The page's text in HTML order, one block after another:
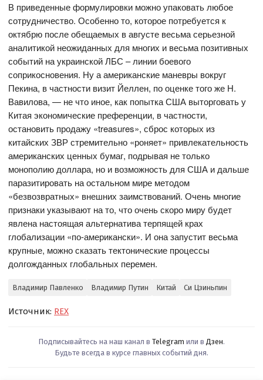
В приведенные формулировки можно упаковать любое
сотрудничество. Особенно то, которое потребуется к
октябрю после обещаемых в августе весьма серьезной
аналитикой неожиданных для многих и весьма позитивных
событий на украинской ЛБС – линии боевого
соприкосновения. Ну а американские маневры вокруг
Пекина, в частности визит Йеллен, по оценке того же Н.
Вавилова, — не что иное, как попытка США выторговать у
Китая экономические преференции, в частности,
остановить продажу «treasures», сброс которых из
китайских ЗВР стремительно «роняет» привлекательность
американских ценных бумаг, подрывая не только
монополию доллара, но и возможность для США и дальше
паразитировать на остальном мире методом
«безвозвратных» внешних заимствований. Очень многие
признаки указывают на то, что очень скоро миру будет
явлена настоящая альтернатива терпящей крах
глобализации «по-американски». И она запустит весьма
крупные, можно сказать тектонические процессы
долгожданных глобальных перемен.
Владимир Павленко Владимир Путин Китай Си Цзиньпин
Источник: REX
Подписывайтесь на наш канал в Telegram или в Дзен.
Будьте всегда в курсе главных событий дня.